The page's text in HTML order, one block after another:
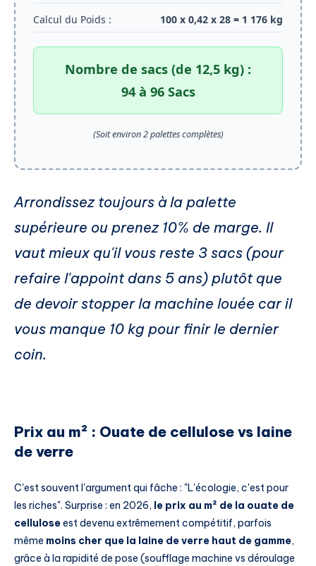
Calcul du Poids : 100 x 0,42 x 28 = 1 176 kg
Nombre de sacs (de 12,5 kg) :
94 à 96 Sacs
(Soit environ 2 palettes complètes)
Arrondissez toujours à la palette
supérieure ou prenez 10% de marge. Il
vaut mieux qu'il vous reste 3 sacs (pour
refaire l'appoint dans 5 ans) plutôt que
de devoir stopper la machine louée car il
vous manque 10 kg pour finir le dernier
coin.
Prix au m² : Ouate de cellulose vs laine
de verre
C'est souvent l'argument qui fâche : "L'écologie, c'est pour
les riches". Surprise : en 2026, le prix au m² de la ouate de
celluloseest devenu extrêmement compétitif, parfois
même moins cher que la laine de verre haut de gamme,
grâce à la rapidité de pose (soufflage machine vs déroulage